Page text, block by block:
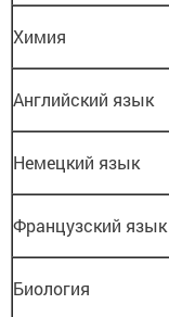
Химия
Английский язык
Немецкий язык
Французский язык
Биология